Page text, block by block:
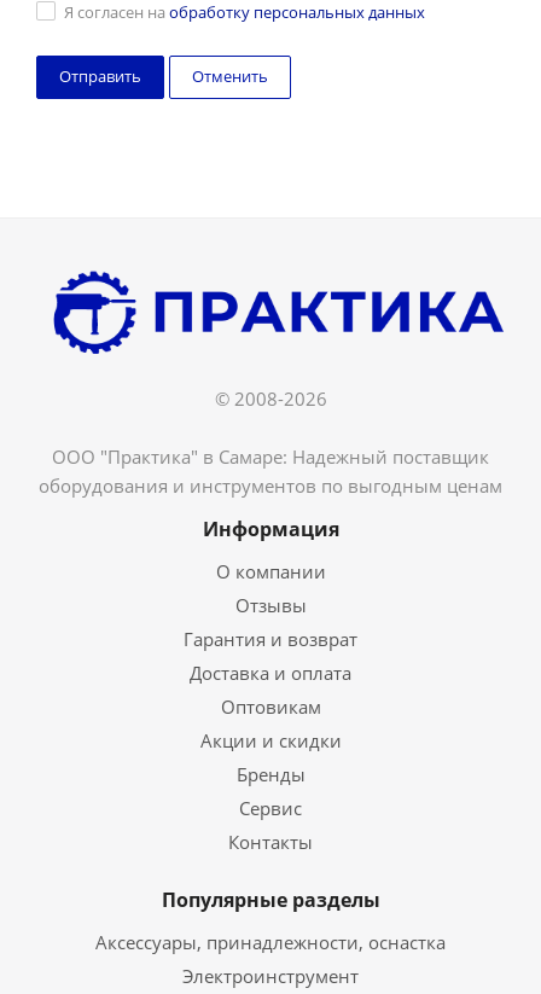
Я согласен на обработку персональных данных
Отменить
© 2008-2026
ООО "Практика" в Самаре: Надежный поставщик
оборудования и инструментов по выгодным ценам
Информация
О компании
Отзывы
Гарантия и возврат
Доставка и оплата
Оптовикам
Акции и скидки
Бренды
Сервис
Контакты
Популярные разделы
Аксессуары, принадлежности, оснастка
Электроинструмент